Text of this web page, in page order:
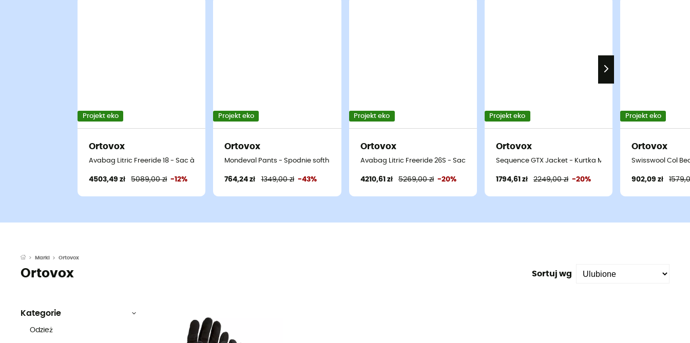
Projekt eko
Ortovox
Avabag Litric Freeride 18 - Sac à dos airbag
4503,49 zł 5089,00 zł -12%
Projekt eko
Ortovox
Mondeval Pants - Spodnie softhsell damskie
764,24 zł 1349,00 zł -43%
Projekt eko
Ortovox
Avabag Litric Freeride 26S - Sac à dos airbag
4210,61 zł 5269,00 zł -20%
Projekt eko
Ortovox
Sequence GTX Jacket - Kurtka MTB damska
1794,61 zł 2249,00 zł -20%
Projekt eko
Ortovox
Swisswool Col
902,09 zł
Marki Ortovox
Ortovox Sortuj wg
Kategorie
Odzież